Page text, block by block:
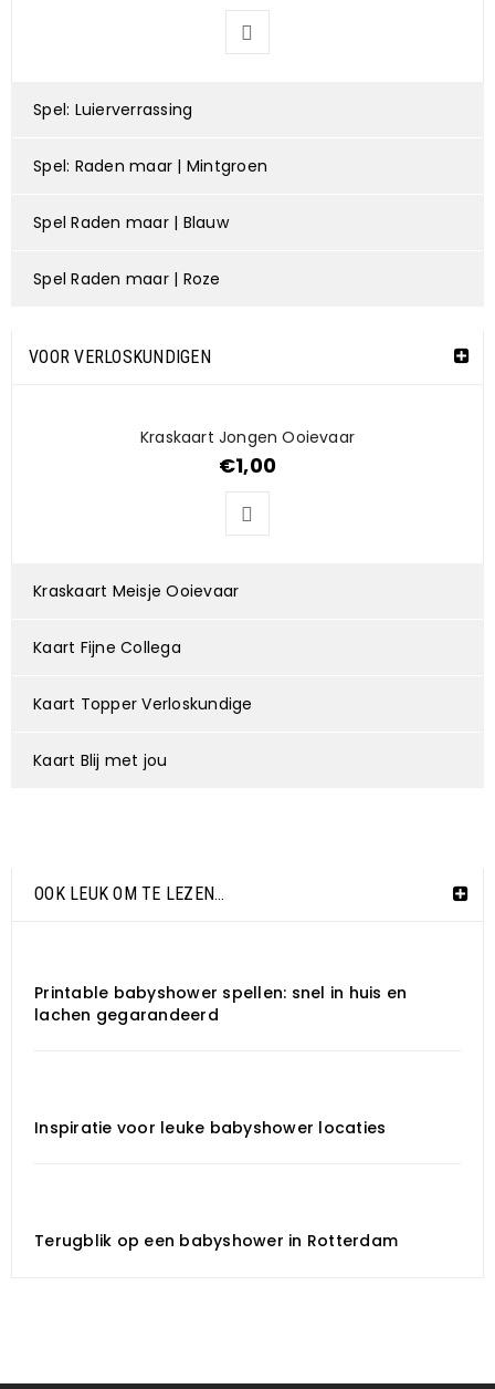
Spel: Luierverrassing
Spel: Raden maar | Mintgroen
Spel Raden maar | Blauw
Spel Raden maar | Roze
VOOR VERLOSKUNDIGEN
Kraskaart Jongen Ooievaar
€1,00
Kraskaart Meisje Ooievaar
Kaart Fijne Collega
Kaart Topper Verloskundige
Kaart Blij met jou
OOK LEUK OM TE LEZEN…
Printable babyshower spellen: snel in huis en
lachen gegarandeerd
Inspiratie voor leuke babyshower locaties
Terugblik op een babyshower in Rotterdam